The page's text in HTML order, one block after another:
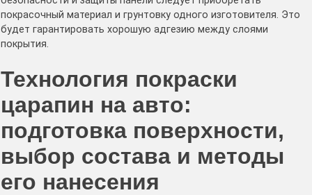
покрасочный материал и грунтовку одного изготовителя. Это
будет гарантировать хорошую адгезию между слоями
покрытия.
Технология покраски
царапин на авто:
подготовка поверхности,
выбор состава и методы
его нанесения